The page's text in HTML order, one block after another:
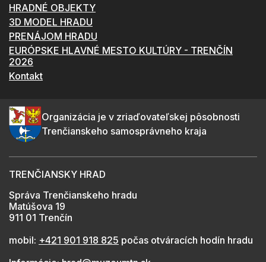
HRADNÉ OBJEKTY
3D MODEL HRADU
PRENÁJOM HRADU
EURÓPSKE HLAVNÉ MESTO KULTÚRY - TRENČÍN
2026
Kontakt
Organizácia je v zriaďovateľskej pôsobnosti
Trenčianskeho samosprávneho kraja
TRENČIANSKY HRAD
Správa Trenčianskeho hradu
Matúšova 19
911 01 Trenčín
mobil: +421 901 918 825 počas otváracích hodín hradu